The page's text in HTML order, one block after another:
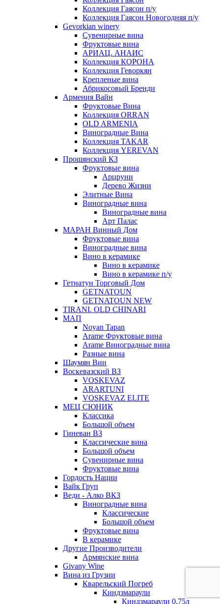
Коллекция Гаясон п/у
Коллекция Гаясон Новогодняя п/у
Gevorkian winery
Сувенирные вина
Фруктовые вина
АРИАЦ. АНАИС
Коллекция КОРОНА
Коллекция Геворкян
Крепленые вина
Абрикосовый Бренди
Армения Вайн
Фруктовые Вина
Коллекция ORRAN
OLD ARMENIA
Виноградные Вина
Коллекция TAKAR
Коллекция YEREVAN
Прошянский КЗ
Фруктовые вина
Арцруни
Дерево Жизни
Элитные Вина
Виноградные вина
Виноградные вина
Арт Палас
МАРАН Винный Дом
Фруктовые вина
Виноградные вина
Вино в керамике
Вино в керамике
Вино в керамике п/у
Гетнатун Торговый Дом
GETNATOUN
GETNATOUN NEW
TIRANI. OLD CHINARI
МАП
Noyan Tapan
Arame Фруктовые вина
Arame Виноградные вина
Разные вина
Шаумян Вин
Воскевазский ВЗ
VOSKEVAZ
ARARTUNI
VOSKEVAZ ELITE
МЕЦ СЮНИК
Классика
Большой объем
Гиневан ВЗ
Классические вина
Большой объем
Сувенирные вина
Фруктовые вина
Гордость Нации
Вайк Груп
Веди - Алко ВКЗ
Виноградные вина
Классические
Большой объем
Фруктовые вина
В керамике
Другие Производители
Армянские вина
Givany Wine
Вина из Грузии
Кварельский Погреб
Киндзмараули
Киндзмараули 0,75л